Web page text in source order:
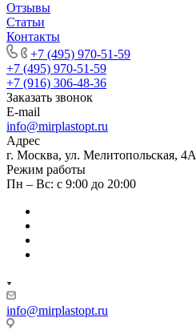
Отзывы
Статьи
Контакты
+7 (495) 970-51-59
+7 (495) 970-51-59
+7 (916) 306-48-36
Заказать звонок
E-mail
info@mirplastopt.ru
Адрес
г. Москва, ул. Мелитопольская, 4А
Режим работы
Пн – Вс: с 9:00 до 20:00
info@mirplastopt.ru